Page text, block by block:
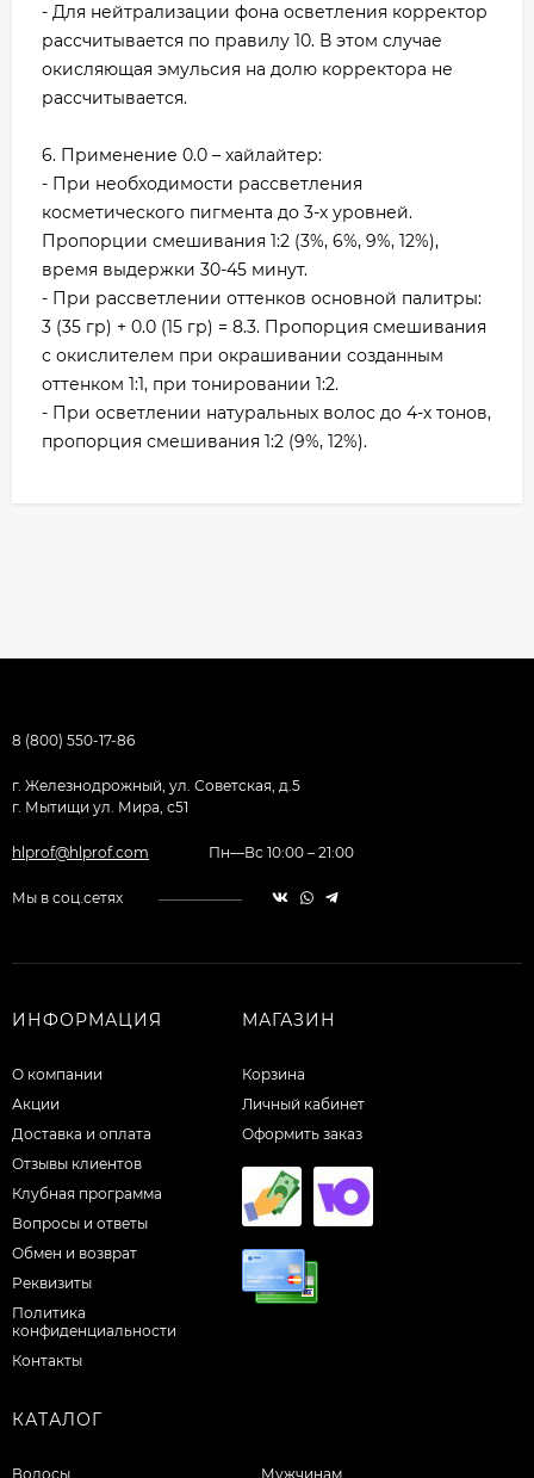
- Для нейтрализации фона осветления корректор
рассчитывается по правилу 10. В этом случае
окисляющая эмульсия на долю корректора не
рассчитывается.
6. Применение 0.0 – хайлайтер:
- При необходимости рассветления
косметического пигмента до 3-х уровней.
Пропорции смешивания 1:2 (3%, 6%, 9%, 12%),
время выдержки 30-45 минут.
- При рассветлении оттенков основной палитры:
3 (35 гр) + 0.0 (15 гр) = 8.3. Пропорция смешивания
с окислителем при окрашивании созданным
оттенком 1:1, при тонировании 1:2.
- При осветлении натуральных волос до 4-х тонов,
пропорция смешивания 1:2 (9%, 12%).
8 (800) 550-17-86
г. Железнодрожный, ул. Советская, д.5
г. Мытищи ул. Мира, с51
hlprof@hlprof.com Пн—Вс 10:00 – 21:00
Мы в соц.сетях
ИНФОРМАЦИЯ
О компании
Акции
Доставка и оплата
Отзывы клиентов
Клубная программа
Вопросы и ответы
Обмен и возврат
Реквизиты
Политика
конфиденциальности
Контакты
МАГАЗИН
Корзина
Личный кабинет
Оформить заказ
КАТАЛОГ
Волосы Мужчинам